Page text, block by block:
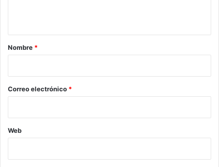
r
*
Nombre *
Correo electrónico *
Web